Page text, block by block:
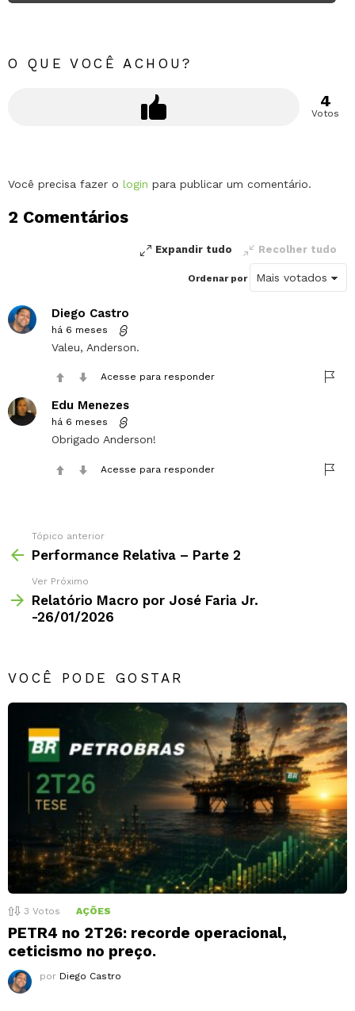
O QUE VOCÊ ACHOU?
4
Votos
Deixe
comentário
Você precisa fazer o login para publicar um comentário.
2 Comentários
Expandir tudo Recolher tudo
Ordenar por
Diego Castro
há 6 meses
Valeu, Anderson.
Acesse para responder
Edu Menezes
há 6 meses
Obrigado Anderson!
Acesse para responder
Tópico anterior
Performance Relativa – Parte 2
Ver Próximo
Relatório Macro por José Faria Jr.
-26/01/2026
VOCÊ PODE GOSTAR
3 Votos AÇÕES
PETR4 no 2T26: recorde operacional,
ceticismo no preço.
por Diego Castro